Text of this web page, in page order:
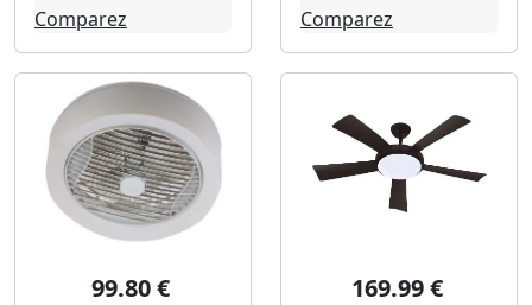
Comparez Comparez
99.80 € 169.99 €